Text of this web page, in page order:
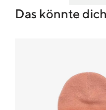
Das könnte